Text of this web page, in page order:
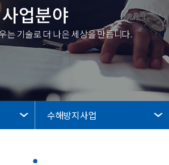
사업분야
는 기술로 더 나은 세상을 만듭니다.
수해방지사업